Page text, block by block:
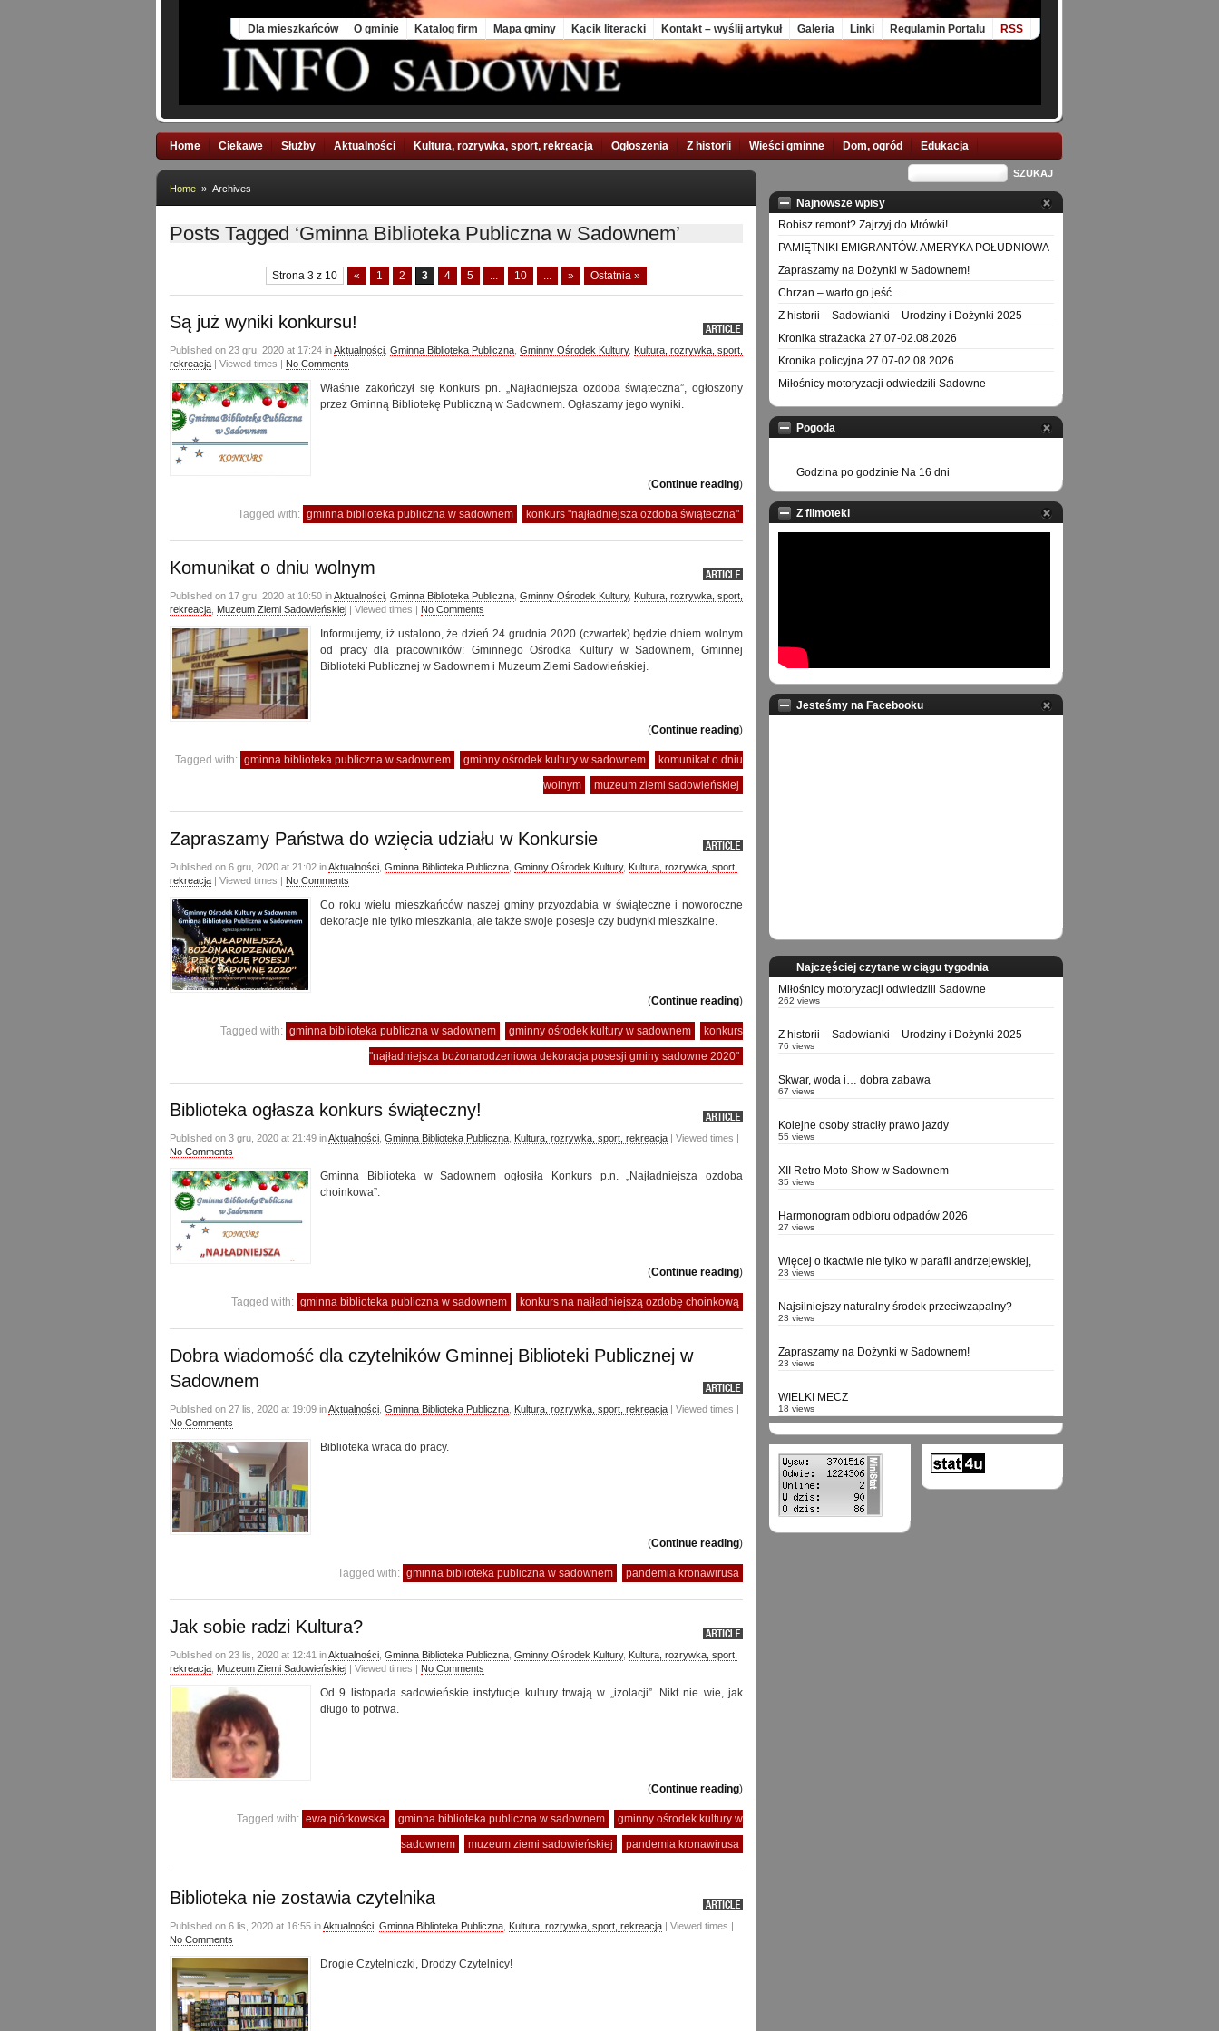
Dla mieszkańców O gminie Katalog firm Mapa gminy Kącik literacki Kontakt – wyślij artykuł Galeria Linki Regulamin Portalu RSS
Home Ciekawe Służby Aktualności Kultura, rozrywka, sport, rekreacja Ogłoszenia Z historii Wieści gminne Dom, ogród Edukacja
Home » Archives
Posts Tagged ‘Gminna Biblioteka Publiczna w Sadownem’
Strona 3 z 10 « 1 2 3 4 5 ... 10 ... » Ostatnia »
Są już wyniki konkursu!
Published on 23 gru, 2020 at 17:24 inAktualności Gminna Biblioteka Publiczna Gminny Ośrodek Kultury, Kultura, rozrywka, sport,
rekreacja | Viewed times | No Comments
Właśnie zakończył się Konkurs pn. „Najładniejsza ozdoba świąteczna”, ogłoszony
przez Gminną Bibliotekę Publiczną w Sadownem. Ogłaszamy jego wyniki.
(Continue reading)
Tagged with: gminna biblioteka publiczna w sadownem konkurs "najładniejsza ozdoba świąteczna"
Komunikat o dniu wolnym
Published on 17 gru, 2020 at 10:50 inAktualności Gminna Biblioteka Publiczna Gminny Ośrodek Kultury, Kultura, rozrywka, sport,
rekreacja Muzeum Ziemi Sadowieńskiej | Viewed times | No Comments
Informujemy, iż ustalono, że dzień 24 grudnia 2020 (czwartek) będzie dniem wolnym
od pracy dla pracowników: Gminnego Ośrodka Kultury w Sadownem, Gminnej
Biblioteki Publicznej w Sadownem i Muzeum Ziemi Sadowieńskiej.
(Continue reading)
Tagged with: gminna biblioteka publiczna w sadownem gminny ośrodek kultury w sadownem
komunikat o dniu
wolnym
muzeum ziemi sadowieńskiej
Zapraszamy Państwa do wzięcia udziału w Konkursie
Published on 6 gru, 2020 at 21:02 inAktualności Gminna Biblioteka Publiczna Gminny Ośrodek Kultury, Kultura, rozrywka, sport,
rekreacja | Viewed times | No Comments
Co roku wielu mieszkańców naszej gminy przyozdabia w świąteczne i noworoczne
dekoracje nie tylko mieszkania, ale także swoje posesje czy budynki mieszkalne.
(Continue reading)
Tagged with: gminna biblioteka publiczna w sadownem gminny ośrodek kultury w sadownem
konkurs
"najładniejsza bożonarodzeniowa dekoracja posesji gminy sadowne 2020"
Biblioteka ogłasza konkurs świąteczny!
Published on 3 gru, 2020 at 21:49 inAktualności Gminna Biblioteka Publiczna Kultura, rozrywka, sport, rekreacja | Viewed times |
No Comments
Gminna Biblioteka w Sadownem ogłosiła Konkurs p.n. „Najładniejsza ozdoba
choinkowa”.
(Continue reading)
Tagged with: gminna biblioteka publiczna w sadownem konkurs na najładniejszą ozdobę choinkową
Dobra wiadomość dla czytelników Gminnej Biblioteki Publicznej w
Sadownem
Published on 27 lis, 2020 at 19:09 inAktualności Gminna Biblioteka Publiczna Kultura, rozrywka, sport, rekreacja | Viewed times |
No Comments
Biblioteka wraca do pracy.
(Continue reading)
Tagged with: gminna biblioteka publiczna w sadownem pandemia kronawirusa
Jak sobie radzi Kultura?
Published on 23 lis, 2020 at 12:41 inAktualności Gminna Biblioteka Publiczna Gminny Ośrodek Kultury, Kultura, rozrywka, sport,
rekreacja Muzeum Ziemi Sadowieńskiej | Viewed times | No Comments
Od 9 listopada sadowieńskie instytucje kultury trwają w „izolacji”. Nikt nie wie, jak
długo to potrwa.
(Continue reading)
Tagged with: ewa piórkowska gminna biblioteka publiczna w sadownem
gminny ośrodek kultury w
sadownem
muzeum ziemi sadowieńskiej pandemia kronawirusa
Biblioteka nie zostawia czytelnika
Published on 6 lis, 2020 at 16:55 inAktualności Gminna Biblioteka Publiczna Kultura, rozrywka, sport, rekreacja | Viewed times |
No Comments
Drogie Czytelniczki, Drodzy Czytelnicy!
Najnowsze wpisy
Robisz remont? Zajrzyj do Mrówki!
PAMIĘTNIKI EMIGRANTÓW. AMERYKA POŁUDNIOWA
Zapraszamy na Dożynki w Sadownem!
Chrzan – warto go jeść…
Z historii – Sadowianki – Urodziny i Dożynki 2025
Kronika strażacka 27.07-02.08.2026
Kronika policyjna 27.07-02.08.2026
Miłośnicy motoryzacji odwiedzili Sadowne
Pogoda
Godzina po godzinie Na 16 dni
Z filmoteki
Jesteśmy na Facebooku
Najczęściej czytane w ciągu tygodnia
Miłośnicy motoryzacji odwiedzili Sadowne
262 views
Z historii – Sadowianki – Urodziny i Dożynki 2025
76 views
Skwar, woda i… dobra zabawa
67 views
Kolejne osoby straciły prawo jazdy
55 views
XII Retro Moto Show w Sadownem
35 views
Harmonogram odbioru odpadów 2026
27 views
Więcej o tkactwie nie tylko w parafii andrzejewskiej,
23 views
Najsilniejszy naturalny środek przeciwzapalny?
23 views
Zapraszamy na Dożynki w Sadownem!
23 views
WIELKI MECZ
18 views